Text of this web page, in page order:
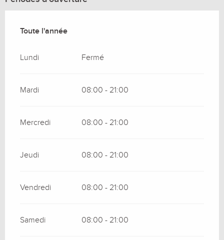
Toute l'année
Toute l'année
Lundi Fermé
Mardi 08:00 - 21:00
Mercredi 08:00 - 21:00
Jeudi 08:00 - 21:00
Vendredi 08:00 - 21:00
Samedi 08:00 - 21:00